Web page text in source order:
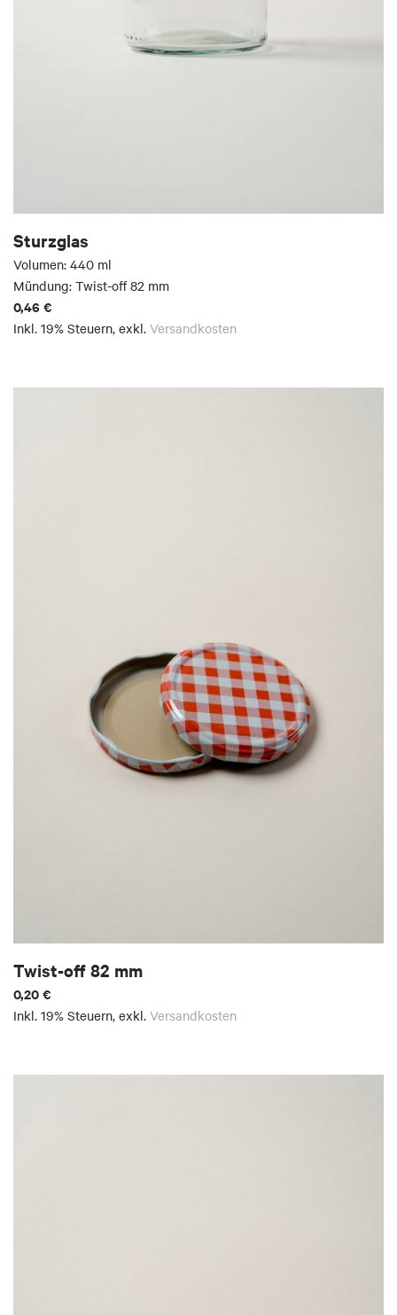
Sturzglas
Volumen: 440 ml
Mündung: Twist-off 82 mm
0,46 €
Inkl. 19% Steuern, exkl. Versandkosten
Twist-off 82 mm
0,20 €
Inkl. 19% Steuern, exkl. Versandkosten